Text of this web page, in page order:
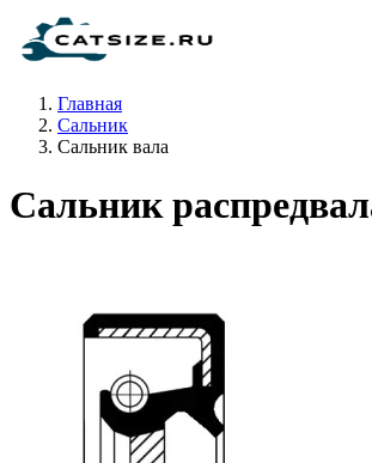
Главная
Сальник
Сальник вала
Сальник